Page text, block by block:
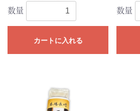
数量
カートに入れる
数量